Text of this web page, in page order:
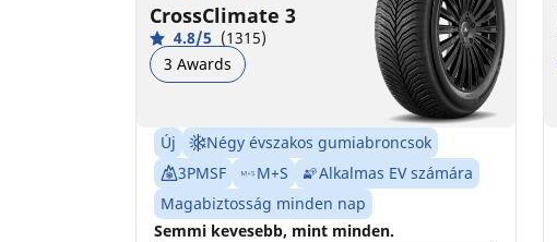
CrossClimate 3
4.8/5 (1315)
3 Awards
Új
Négy évszakos gumiabroncsok
3PMSF
M+S
Alkalmas EV számára
Magabiztosság minden nap
Semmi kevesebb, mint minden.